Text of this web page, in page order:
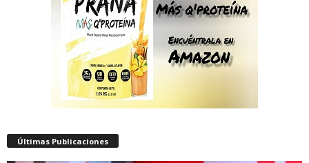
Últimas Publicaciones